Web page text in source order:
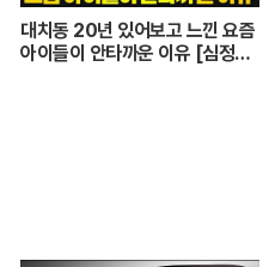
대치동 20년 있어보고 느낀 요즘
아이들이 안타까운 이유 [심정섭